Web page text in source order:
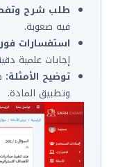
طلب شرح
فيه صعوبة.
استفسارات
إجابات علمية
توضيح الأمثلة:
وتطبيق المادة.